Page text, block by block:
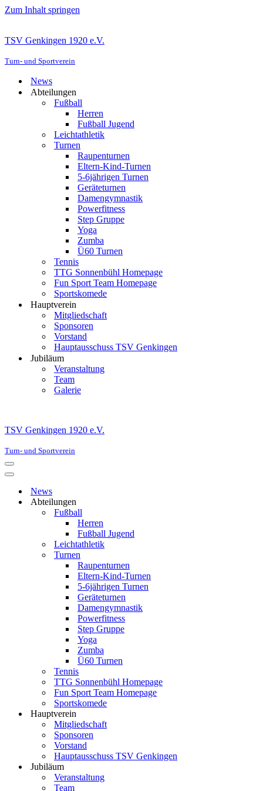
Zum Inhalt springen
TSV Genkingen 1920 e.V.
Turn- und Sportverein
News
Abteilungen
Fußball
Herren
Fußball Jugend
Leichtathletik
Turnen
Raupenturnen
Eltern-Kind-Turnen
5-6jährigen Turnen
Geräteturnen
Damengymnastik
Powerfitness
Step Gruppe
Yoga
Zumba
Ü60 Turnen
Tennis
TTG Sonnenbühl Homepage
Fun Sport Team Homepage
Sportskomede
Hauptverein
Mitgliedschaft
Sponsoren
Vorstand
Hauptausschuss TSV Genkingen
Jubiläum
Veranstaltung
Team
Galerie
TSV Genkingen 1920 e.V.
Turn- und Sportverein
Navigationsmenü
Navigationsmenü
News
Abteilungen
Fußball
Herren
Fußball Jugend
Leichtathletik
Turnen
Raupenturnen
Eltern-Kind-Turnen
5-6jährigen Turnen
Geräteturnen
Damengymnastik
Powerfitness
Step Gruppe
Yoga
Zumba
Ü60 Turnen
Tennis
TTG Sonnenbühl Homepage
Fun Sport Team Homepage
Sportskomede
Hauptverein
Mitgliedschaft
Sponsoren
Vorstand
Hauptausschuss TSV Genkingen
Jubiläum
Veranstaltung
Team